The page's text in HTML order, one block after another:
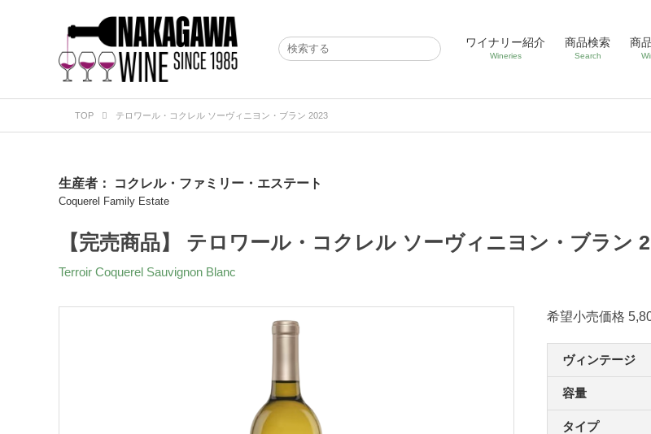
ワイナリー紹介
Wineries
商品検索
Search
商
TOP テロワール・コクレル ソーヴィニヨン・ブラン 2023
生産者： コクレル・ファミリー・エステート
Coquerel Family Estate
【完売商品】 テロワール・コクレル ソーヴィニヨン・ブラン
Terroir Coquerel Sauvignon Blanc
希望小売価格
ヴィンテージ
容量
タイプ